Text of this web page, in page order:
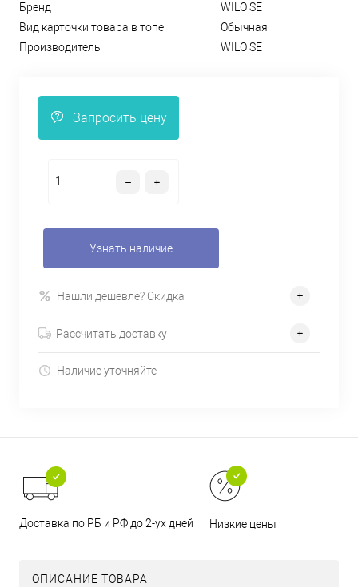
Бренд
WILO SE
Вид карточки товара в топе
Обычная
Производитель
WILO SE
Запросить цену
Узнать наличие
Нашли дешевле? Скидка
Рассчитать доставку
Наличие уточняйте
Доставка по РБ и РФ до 2-ух дней Низкие цены
ОПИСАНИЕ ТОВАРА